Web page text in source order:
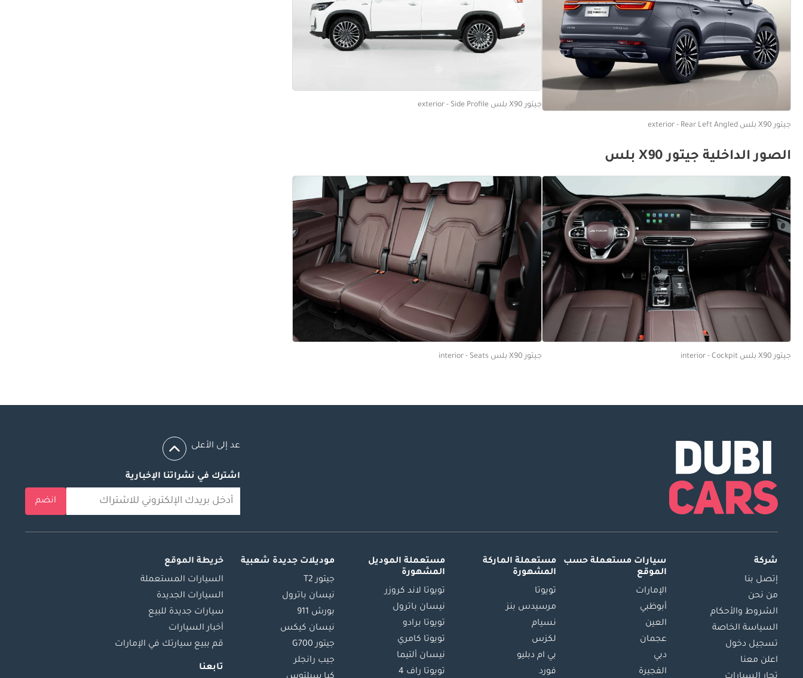
جيتور X90 بلس exterior - Rear Left Angled
جيتور X90 بلس exterior - Side Profile
الصور الداخلية جيتور X90 بلس
جيتور X90 بلس interior - Cockpit جيتور X90 بلس interior - Seats
عد إلى الأعلى
اشترك في نشراتنا الإخبارية
انضم
شركة
إتصل بنا
من نحن
الشروط والأحكام
السياسة الخاصة
تسجيل دخول
اعلن معنا
سيارات مستعملة حسب
الموقع
الإمارات
أبوظبي
العين
عجمان
دبي
الفجيرة
مستعملة الماركة
المشهورة
تويوتا
مرسيدس بنز
نسيام
لكزس
بي ام دبليو
فورد
مستعملة الموديل
المشهورة
تويوتا لاند كروزر
نيسان باترول
تويوتا برادو
تويوتا كامري
نيسان ألتيما
تويوتا راف 4
موديلات جديدة شعبية
جيتور T2
نيسان باترول
بورش 911
نيسان كيكس
جيتور G700
جيب رانجلر
خريطة الموقع
السيارات المستعملة
السيارات الجديدة
سيارات جديدة للبيع
أخبار السيارات
قم ببيع سيارتك في الإمارات
تابعنا